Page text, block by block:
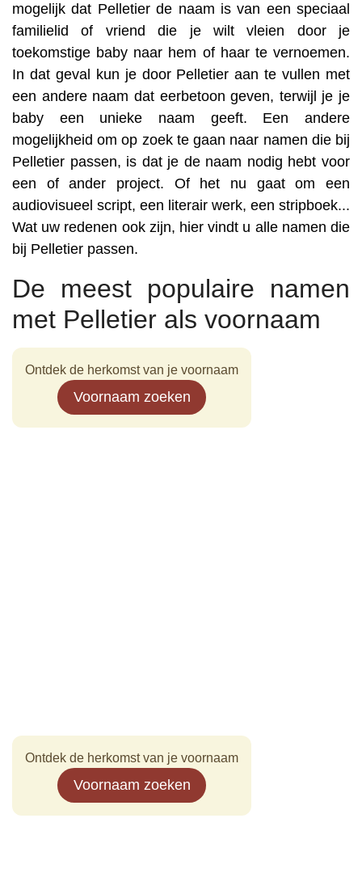
mogelijk dat Pelletier de naam is van een speciaal
familielid of vriend die je wilt vleien door je
toekomstige baby naar hem of haar te vernoemen.
In dat geval kun je door Pelletier aan te vullen met
een andere naam dat eerbetoon geven, terwijl je je
baby een unieke naam geeft. Een andere
mogelijkheid om op zoek te gaan naar namen die bij
Pelletier passen, is dat je de naam nodig hebt voor
een of ander project. Of het nu gaat om een
audiovisueel script, een literair werk, een stripboek...
Wat uw redenen ook zijn, hier vindt u alle namen die
bij Pelletier passen.
De meest populaire namen
met Pelletier als voornaam
Ontdek de herkomst van je voornaam
Voornaam zoeken
Ontdek de herkomst van je voornaam
Voornaam zoeken